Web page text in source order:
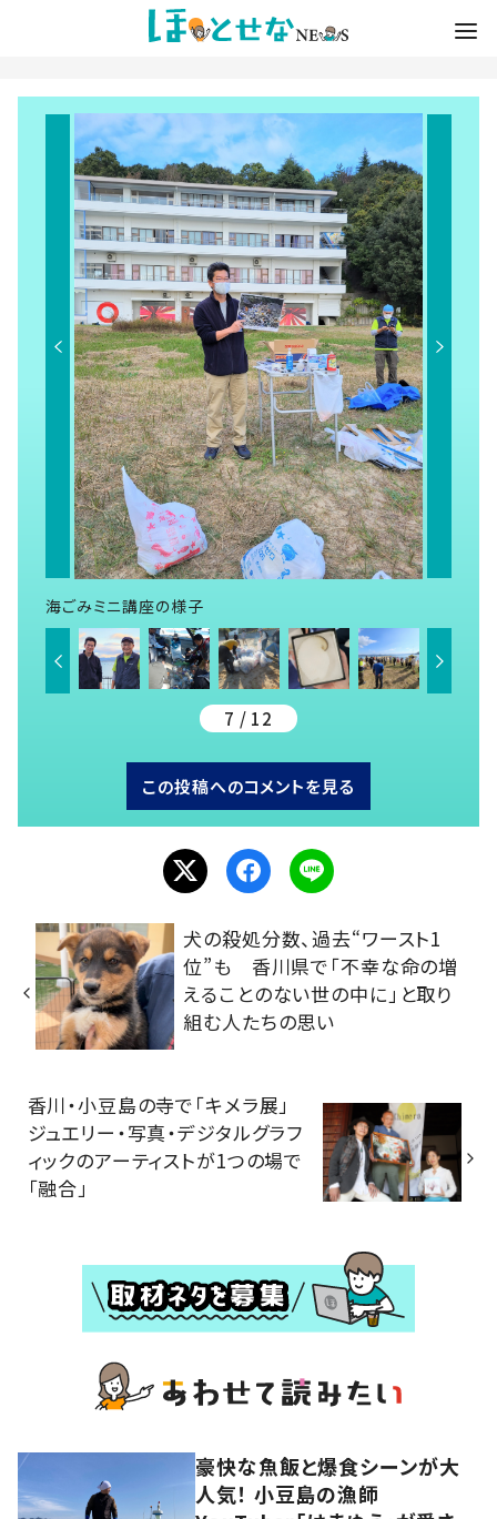
海ごみミニ講座の様子
7 / 12
この投稿へのコメントを見る
犬の殺処分数、過去“ワースト1
位”も 香川県で「不幸な命の増
えることのない世の中に」と取り
組む人たちの思い
香川・小豆島の寺で「キメラ展」
ジュエリー・写真・デジタルグラフ
ィックのアーティストが1つの場で
「融合」
豪快な魚飯と爆食シーンが大
人気！ 小豆島の漁師